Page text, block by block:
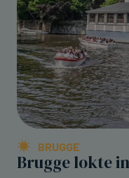
BRUGGE
Brugge lokte